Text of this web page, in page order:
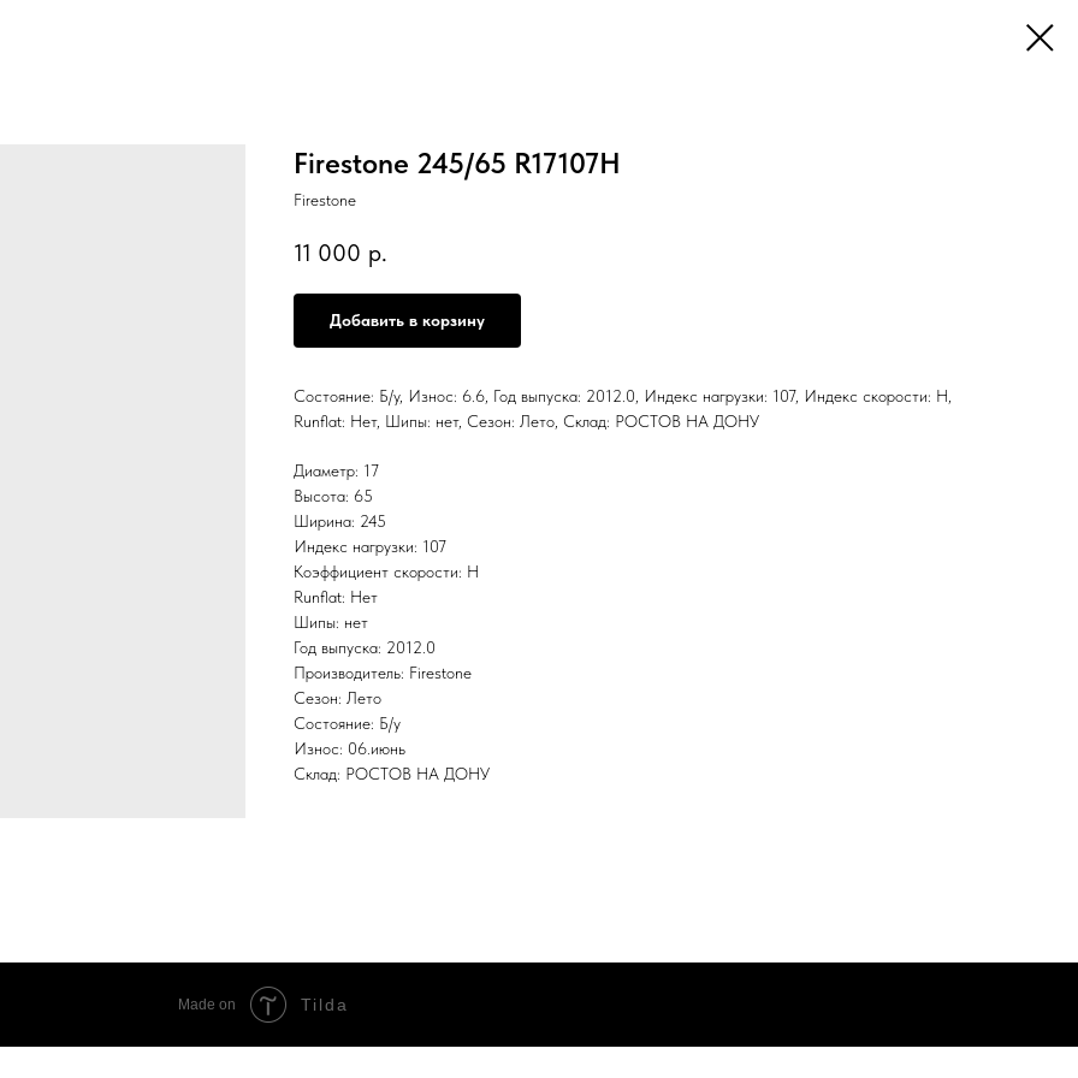
Firestone 245/65 R17107H
Firestone
11 000 р.
Добавить в корзину
Состояние: Б/у, Износ: 6.6, Год выпуска: 2012.0, Индекс нагрузки: 107, Индекс скорости: H,
Runflat: Нет, Шипы: нет, Сезон: Лето, Склад: РОСТОВ НА ДОНУ
Диаметр: 17
Высота: 65
Ширина: 245
Индекс нагрузки: 107
Коэффициент скорости: H
Runflat: Нет
Шипы: нет
Год выпуска: 2012.0
Производитель: Firestone
Сезон: Лето
Состояние: Б/у
Износ: 06.июнь
Склад: РОСТОВ НА ДОНУ
Made on Tilda